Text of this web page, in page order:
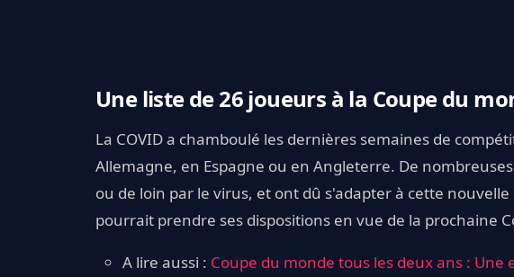
Une liste de 26 joueurs à la Coupe du
La COVID a chamboulé les dernières semaines de
Allemagne, en Espagne ou en Angleterre. De
ou de loin par le virus, et ont dû s'adapter à cette nouvelle
pourrait prendre ses dispositions en vue de la prochaine
A lire aussi : Coupe du monde tous les deux ans :